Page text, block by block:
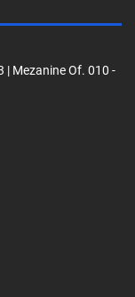
| Mezanine Of. 010 -